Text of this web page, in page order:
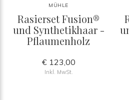
MÜHLE
Rasierset Fusion®
und Synthetikhaar -
Pflaumenholz
€ 123,00
Inkl. MwSt.